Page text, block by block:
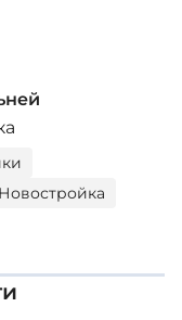
Новостройка